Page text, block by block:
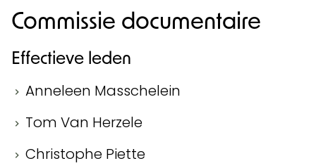
Commissie documentaire
Effectieve leden
Anneleen Masschelein
Tom Van Herzele
Christophe Piette